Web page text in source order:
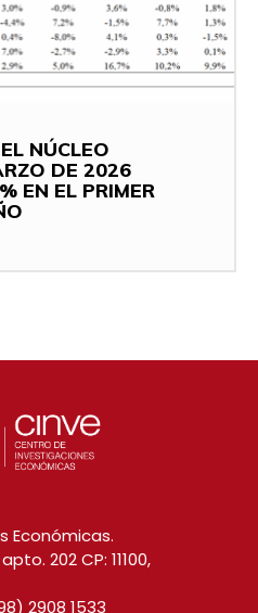
NÚCLEO
DE 2026
EN EL PRIMER
Económicas.
202 CP: 11100,
2908 1533